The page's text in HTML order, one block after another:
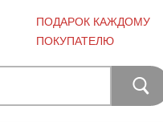
ПОДАРОК КАЖДОМУ
ПОКУПАТЕЛЮ